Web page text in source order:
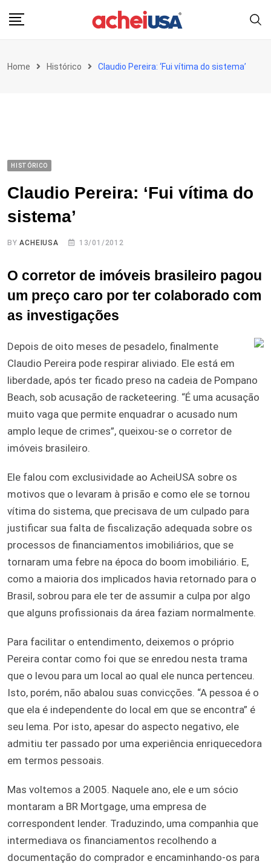
Home Histórico Claudio Pereira: ‘Fui vítima do sistema’
HISTÓRICO
Claudio Pereira: ‘Fui vítima do
sistema’
BYACHEIUSA 13/01/2012
O corretor de imóveis brasileiro pagou
um preço caro por ter colaborado com
as investigações
Depois de oito meses de pesadelo, finalmente
Claudio Pereira pode respirar aliviado. Ele está em
liberdade, após ter ficado preso na cadeia de Pompano
Beach, sob acusação de racketeering. “É uma acusação
muito vaga que permite enquadrar o acusado num
amplo leque de crimes”, queixou-se o corretor de
imóveis brasileiro.
Ele falou com exclusividade ao AcheiUSA sobre os
motivos que o levaram à prisão e como ele se tornou
vítima do sistema, que precisava de um culpado para
justificar sua falta de fiscalização adequada sobre os
processos de financiamentos imobiliários, que se
tornaram uma febre na época do boom imobiliário. E,
como a maioria dos implicados havia retornado para o
Brasil, sobrou para ele ter de assumir a culpa por algo
que alguns profissionais da área faziam normalmente.
Para facilitar o entendimento, deixemos o próprio
Pereira contar como foi que se enredou nesta trama
que o levou para um local ao qual ele nunca pertenceu.
Isto, porém, não abalou suas convicções. “A pessoa é o
que ela é independente do local em que se encontra” é
seu lema. Por isto, apesar do aspecto negativo, ele
admitiu ter passado por uma experiência enriquecedora
em termos pessoais.
Mas voltemos a 2005. Naquele ano, ele e um sócio
montaram a BR Mortgage, uma empresa de
correspondent lender. Traduzindo, uma companhia que
intermediava os financiamentos recolhendo a
documentação do comprador e encaminhando-os para